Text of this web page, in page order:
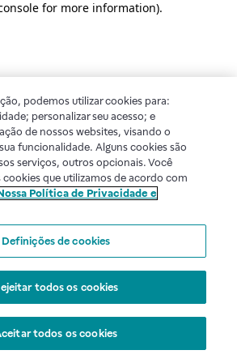
for more information).
podemos utilizar cookies para:
personalizar seu acesso; e
de nossos websites, visando o
funcionalidade. Alguns cookies são
serviços, outros opcionais. Você
cookies que utilizamos de acordo com
Política de Privacidade e
Definições de cookies
todos os cookies
todos os cookies